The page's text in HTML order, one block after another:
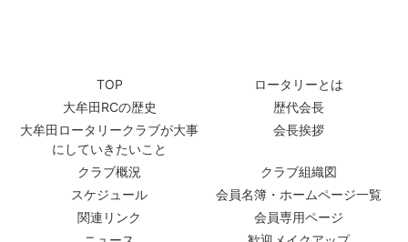
TOP
ロータリーとは
大牟田RCの歴史
歴代会長
大牟田ロータリークラブが大事
にしていきたいこと
会長挨拶
クラブ概況
クラブ組織図
スケジュール
会員名簿・ホームページ一覧
関連リンク
会員専用ページ